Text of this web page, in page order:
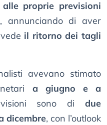
proprie previsioni
, annunciando di aver
il ritorno dei tagli
avevano stimato
a giugno e a
sono di due
dicembre, con l’outlook